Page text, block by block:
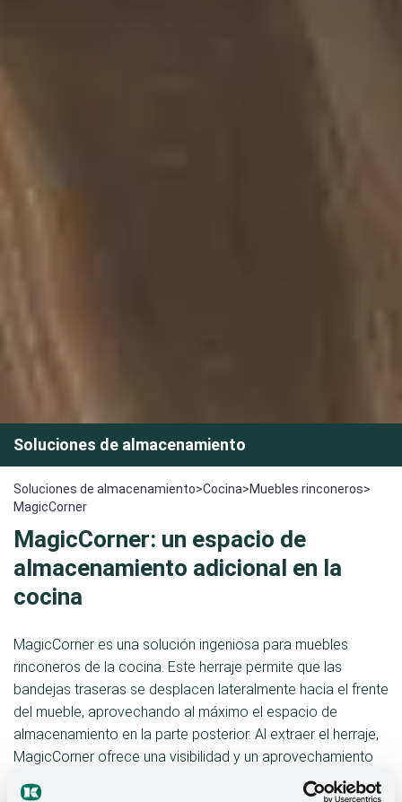
Soluciones de almacenamiento
Soluciones de almacenamiento>Cocina>Muebles rinconeros>
MagicCorner
MagicCorner: un espacio de
almacenamiento adicional en la
cocina
MagicCorner es una solución ingeniosa para muebles
rinconeros de la cocina. Este herraje permite que las
bandejas traseras se desplacen lateralmente hacia el frente
del mueble, aprovechando al máximo el espacio de
almacenamiento en la parte posterior. Al extraer el herraje,
MagicCorner ofrece una visibilidad y un aprovechamiento
del espacio excepcionales, ideal para ollas, vajilla o